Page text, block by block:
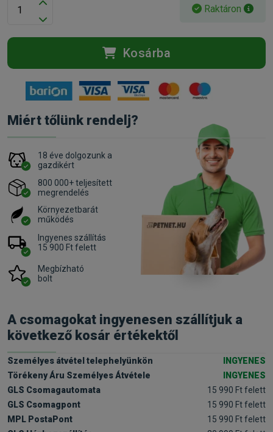
Raktáron
Kosárba
Miért tőlünk rendelj?
18 éve dolgozunk a
gazdikért
800 000+ teljesített
megrendelés
Környezetbarát
működés
Ingyenes szállítás
15 900 Ft felett
Megbízható
bolt
A csomagokat ingyenesen szállítjuk a
következő kosár értékektől
Személyes átvétel telephelyünkön
INGYENES
Törékeny Áru Személyes Átvétele
INGYENES
GLS Csomagautomata
15 990 Ft felett
GLS Csomagpont
15 990 Ft felett
MPL PostaPont
15 990 Ft felett